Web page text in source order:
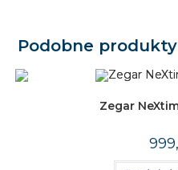
Podobne produkty
Zegar